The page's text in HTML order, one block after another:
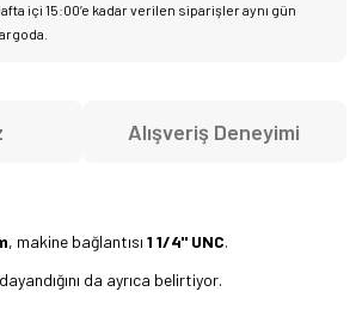
içi 15:00’e kadar verilen siparişler aynı gün
Alışveriş Deneyimi
, makine bağlantısı 1 1/4" UNC.
da ayrıca belirtiyor.